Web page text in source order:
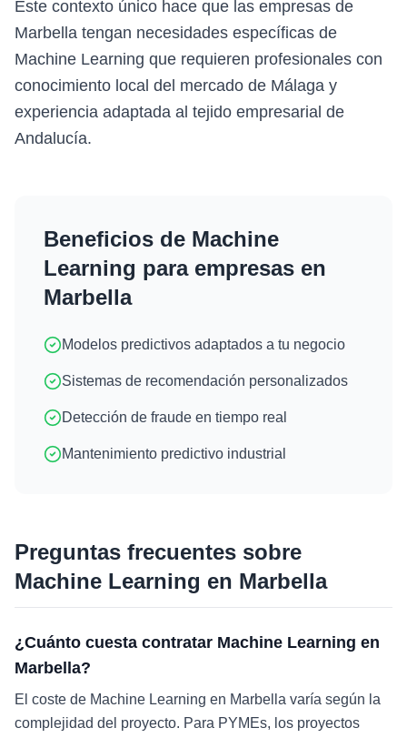
Este contexto único hace que las empresas de
Marbella tengan necesidades específicas de
Machine Learning que requieren profesionales con
conocimiento local del mercado de Málaga y
experiencia adaptada al tejido empresarial de
Andalucía.
Beneficios de Machine
Learning para empresas en
Marbella
Modelos predictivos adaptados a tu negocio
Sistemas de recomendación personalizados
Detección de fraude en tiempo real
Mantenimiento predictivo industrial
Preguntas frecuentes sobre
Machine Learning en Marbella
¿Cuánto cuesta contratar Machine Learning en
Marbella?
El coste de Machine Learning en Marbella varía según la
complejidad del proyecto. Para PYMEs, los proyectos